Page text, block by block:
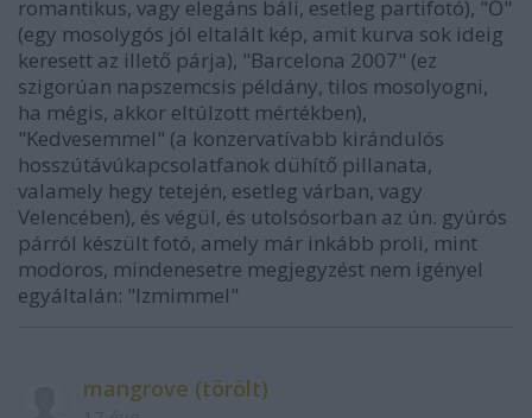
romantikus, vagy elegáns báli, esetleg partifotó), "Ő"
(egy mosolygós jól eltalált kép, amit kurva sok ideig
keresett az illető párja), "Barcelona 2007" (ez
szigorúan napszemcsis példány, tilos mosolyogni,
ha mégis, akkor eltúlzott mértékben),
"Kedvesemmel" (a konzervatívabb kirándulós
hosszútávúkapcsolatfanok dühítő pillanata,
valamely hegy tetején, esetleg várban, vagy
Velencében), és végül, és utolsósorban az ún. gyúrós
párról készült fotó, amely már inkább proli, mint
modoros, mindenesetre megjegyzést nem igényel
egyáltalán: "Izmimmel"
mangrove (törölt)